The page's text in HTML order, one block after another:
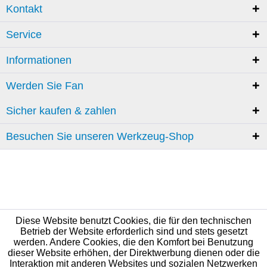
Kontakt
Service
Informationen
Werden Sie Fan
Sicher kaufen & zahlen
Besuchen Sie unseren Werkzeug-Shop
Diese Website benutzt Cookies, die für den technischen
Betrieb der Website erforderlich sind und stets gesetzt
werden. Andere Cookies, die den Komfort bei Benutzung
dieser Website erhöhen, der Direktwerbung dienen oder die
Interaktion mit anderen Websites und sozialen Netzwerken